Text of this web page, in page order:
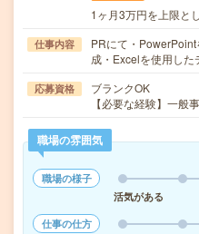
1ヶ月3万円を上限と
仕事内容
PRにて・
成・Excelを使用し
応募資格
ブランクOK
【必要な経験】一
職場の雰囲気
職場の様子
活気がある
仕事の仕方